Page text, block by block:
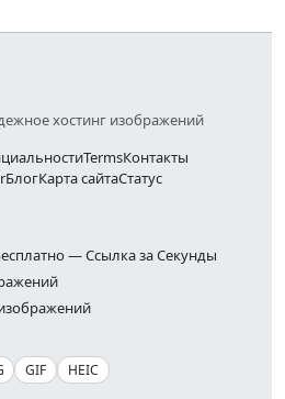
хостинг изображений
TermsКонтакты
БлогКарта сайтаСтатус
— Ссылка за Секунды
GIF HEIC